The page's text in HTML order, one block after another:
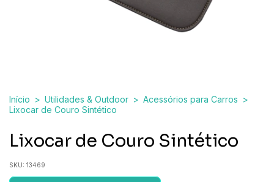
Início > Utilidades & Outdoor > Acessórios para Carros >
Lixocar de Couro Sintético
Lixocar de Couro Sintético
SKU: 13469